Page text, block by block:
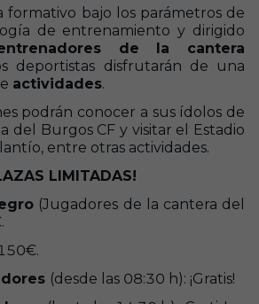
formativo bajo los parámetros de
de entrenamiento y dirigido
de la cantera
deportistas disfrutarán de una
actividades.
podrán conocer a sus ídolos de
del Burgos CF y visitar el Estadio
entre otras actividades.
LIMITADAS!
(Jugadores de la cantera del
(desde las 08:30 h): ¡Gratis!